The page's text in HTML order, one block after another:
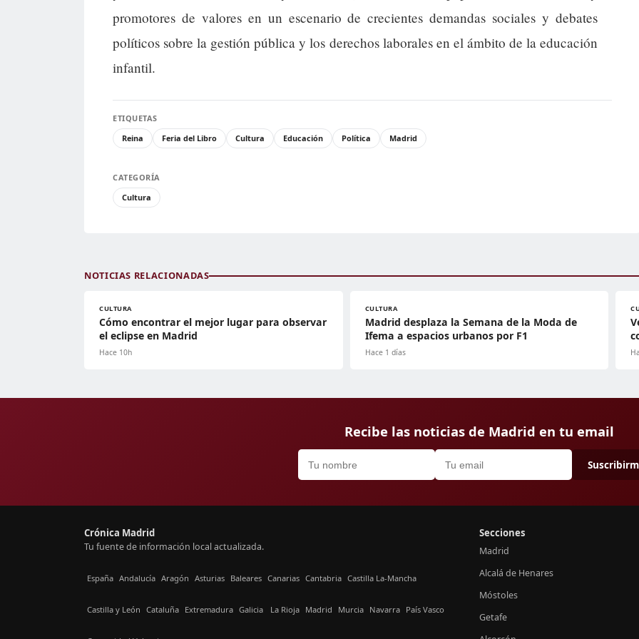
promotores de valores en un escenario de crecientes demandas sociales y debates
políticos sobre la gestión pública y los derechos laborales en el ámbito de la educación
infantil.
ETIQUETAS
Reina
Feria del Libro Cultura Educación Política Madrid
CATEGORÍA
Cultura
NOTICIAS RELACIONADAS
CULTURA
Cómo encontrar el mejor lugar para observar
el eclipse en Madrid
Hace 10h
CULTURA
Madrid desplaza la Semana de la Moda de
Ifema a espacios urbanos por F1
Hace 1 días
Recibe las noticias de Madrid en tu email
Crónica Madrid
Tu fuente de información local actualizada.
España Andalucía Aragón Asturias Baleares Canarias Cantabria Castilla La-Mancha
Castilla y León Cataluña Extremadura Galicia La Rioja Madrid Murcia Navarra País Vasco
Secciones
Madrid
Alcalá de Henares
Móstoles
Getafe